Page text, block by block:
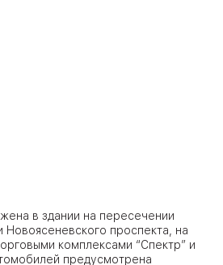
в здании на пересечении
проспекта, на
комплексами “Спектр” и
предусмотрена